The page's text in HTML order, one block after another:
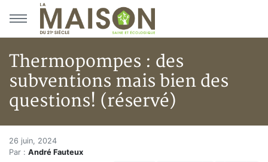
Aller au menu principal
Aller au contenu principal
Thermopompes : des
subventions mais bien des
questions! (réservé)
Accueil
Articles
Thermopompes : des
26 juin, 2024
Par : André Fauteux